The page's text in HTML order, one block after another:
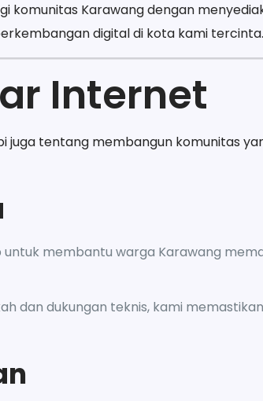
komunitas Karawang dengan
digital di kota kami tercinta.
Internet
tentang membangun komunitas
untuk membantu warga Karawang
dan dukungan teknis, kami